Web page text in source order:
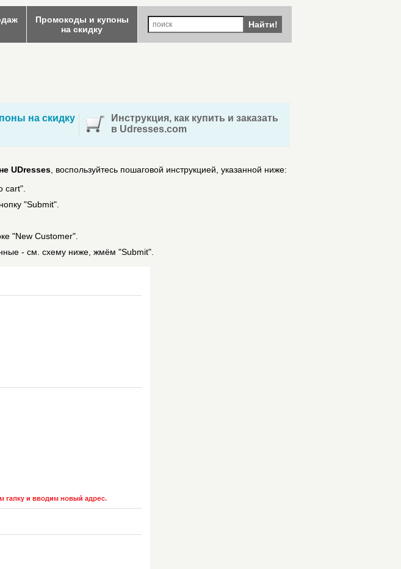
Промокоды и купоны
на скидку
Найти!
на скидку
Инструкция, как купить и заказать
в Udresses.com
UDresses , воспользуйтесь пошаговой инструкцией, указанной ниже:
cart".
"Submit".
"New Customer".
- см. схему ниже, жмём "Submit".